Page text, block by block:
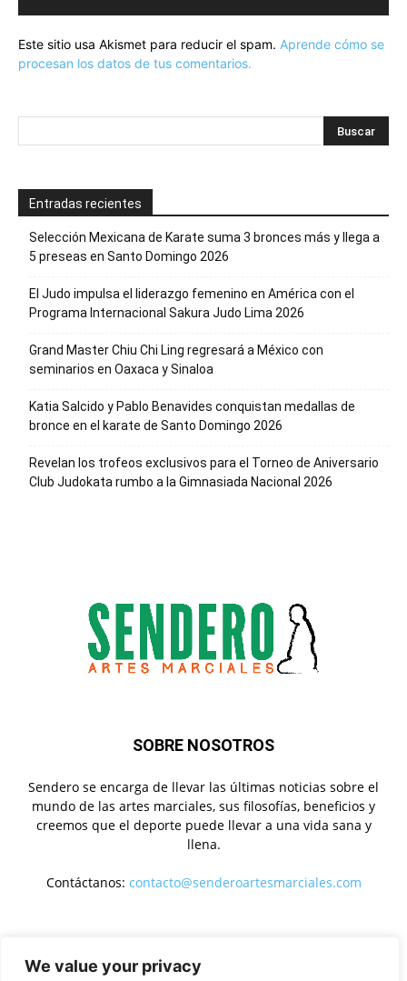
We value your privacy
Este sitio usa Akismet para reducir el spam. Aprende cómo se
procesan los datos de tus comentarios.
Entradas recientes
Selección Mexicana de Karate suma 3 bronces más y llega a
5 preseas en Santo Domingo 2026
El Judo impulsa el liderazgo femenino en América con el
Programa Internacional Sakura Judo Lima 2026
Grand Master Chiu Chi Ling regresará a México con
seminarios en Oaxaca y Sinaloa
Katia Salcido y Pablo Benavides conquistan medallas de
bronce en el karate de Santo Domingo 2026
Revelan los trofeos exclusivos para el Torneo de Aniversario
Club Judokata rumbo a la Gimnasiada Nacional 2026
SOBRE NOSOTROS
Sendero se encarga de llevar las últimas noticias sobre el
mundo de las artes marciales, sus filosofías, beneficios y
creemos que el deporte puede llevar a una vida sana y
llena.
Contáctanos: contacto@senderoartesmarciales.com